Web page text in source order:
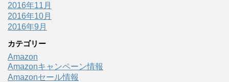
2016年11月
2016年10月
2016年9月
カテゴリー
Amazon
Amazonキャンペーン情報
Amazonセール情報